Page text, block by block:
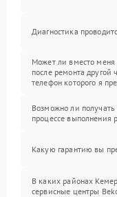
Диагностика
Может ли вместо меня
после ремонта другой
телефон которого я
Возможно ли получать
процессе выполнения
Какую гарантию вы
В каких районах
сервисные центры